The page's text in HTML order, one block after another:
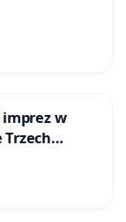
imprez w